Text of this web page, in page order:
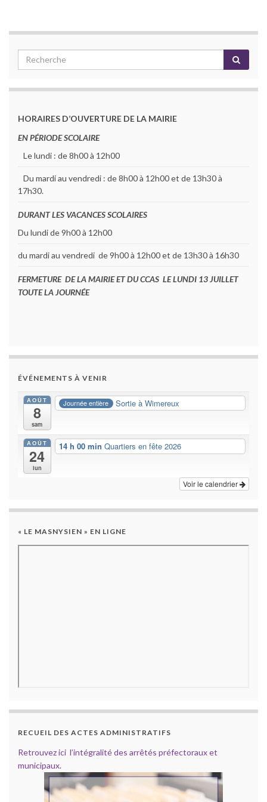
HORAIRES D’OUVERTURE DE LA MAIRIE
EN PÉRIODE SCOLAIRE
Le lundi : de 8h00 à 12h00
Du mardi au vendredi : de 8h00 à 12h00 et de 13h30 à
17h30.
DURANT LES VACANCES SCOLAIRES
Du lundi de 9h00 à 12h00
du mardi au vendredi de 9h00 à 12h00 et de 13h30 à 16h30
FERMETURE DE LA MAIRIE ET DU CCAS LE LUNDI 13 JUILLET
TOUTE LA JOURNÉE
ÉVÉNEMENTS À VENIR
AOÛT
8
sam
Journée entière Sortie à Wimereux
AOÛT
24
lun
14 h 00 min Quartiers en fête 2026
Voir le calendrier
« LE MASNYSIEN » EN LIGNE
RECUEIL DES ACTES ADMINISTRATIFS
Retrouvez ici l’intégralité des arrêtés préfectoraux et
municipaux.